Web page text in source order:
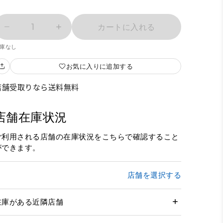
1 カートに入れる
なし
お気に入りに追加する
舗受取りなら送料無料
舗在庫状況
利用される店舗の在庫状況をこちらで確認すること
きます。
店舗を選択する
庫がある近隣店舗